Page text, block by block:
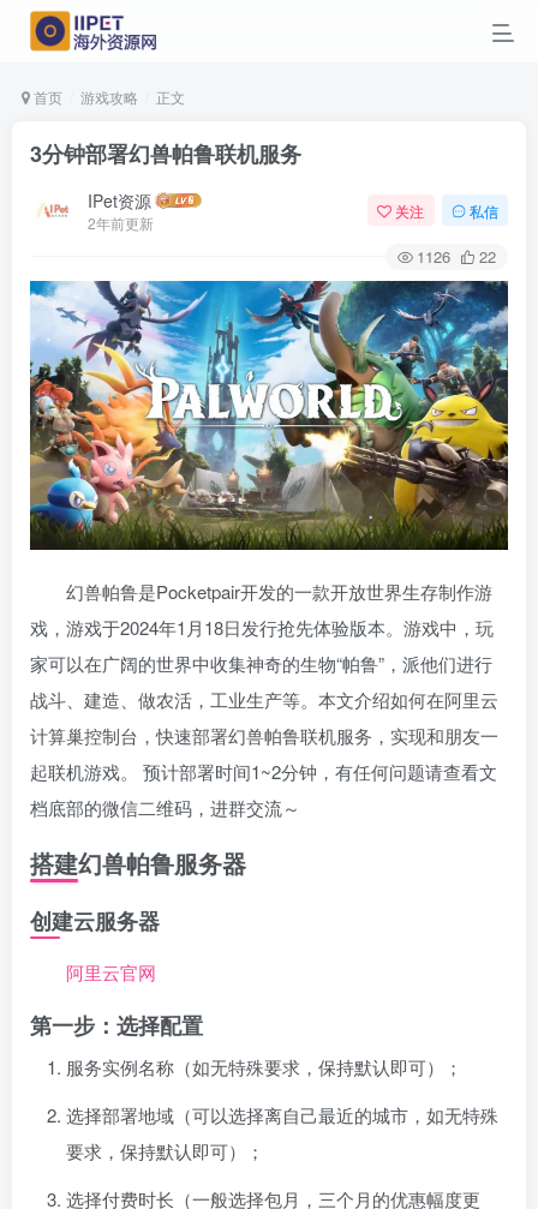
首页 游戏攻略 正文
3分钟部署幻兽帕鲁联机服务
IPet资源
2年前更新
关注 私信
1126 22
幻兽帕鲁是Pocketpair开发的一款开放世界生存制作游
戏，游戏于2024年1月18日发行抢先体验版本。游戏中，玩
家可以在广阔的世界中收集神奇的生物“帕鲁”，派他们进行
战斗、建造、做农活，工业生产等。本文介绍如何在阿里云
计算巢控制台，快速部署幻兽帕鲁联机服务，实现和朋友一
起联机游戏。 预计部署时间1~2分钟，有任何问题请查看文
档底部的微信二维码，进群交流～
搭建幻兽帕鲁服务器
创建云服务器
阿里云官网
第一步：选择配置
服务实例名称（如无特殊要求，保持默认即可）；
选择部署地域（可以选择离自己最近的城市，如无特殊
要求，保持默认即可）；
选择付费时长（一般选择包月，三个月的优惠幅度更